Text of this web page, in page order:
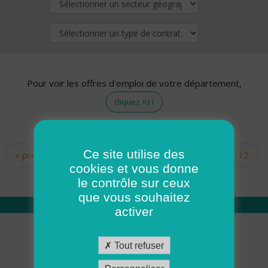
Pour voir les offres d'emploi de votre département,
cliquez ici !
Pages
« premier ‹ précédent … 10
12
14 15 16 17
Qui sommes nous
Académie ADMR
Ce site utilise des
cookies et vous donne
le contrôle sur ceux
que vous souhaitez
activer
Tout refuser